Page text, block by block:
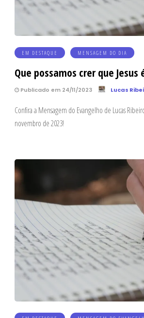
EM DESTAQUE MENSAGEM DO DIA
Que possamos crer que Jesus
Publicado em 24/11/2023 Lucas
Confira a Mensagem do Evangelho de Lucas
novembro de 2023!